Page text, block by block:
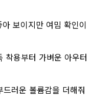
보이지만 여밈 확인이
착용부터 가벼운 아우터
드러운 볼륨감을 더해줘